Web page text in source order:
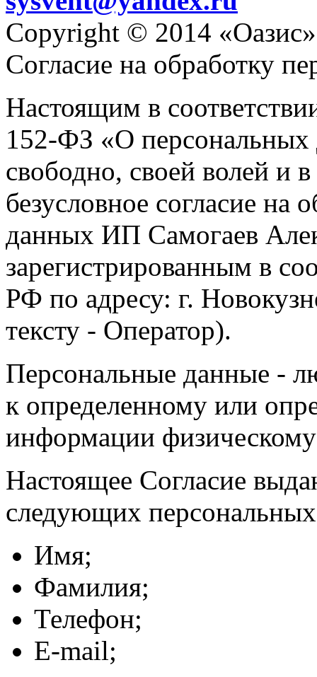
Copyright © 2014 «Оазис»
Согласие на обработку
Настоящим в
152-ФЗ «О персональных
свободно, своей волей и
безусловное согласие на
данных ИП Самогаев
зарегистрированным в
РФ по адресу: г.
тексту - Оператор).
Персональные данные -
к определенному или
информации
Настоящее Согласие
следующих
Имя;
Фамилия;
Телефон;
E-mail;